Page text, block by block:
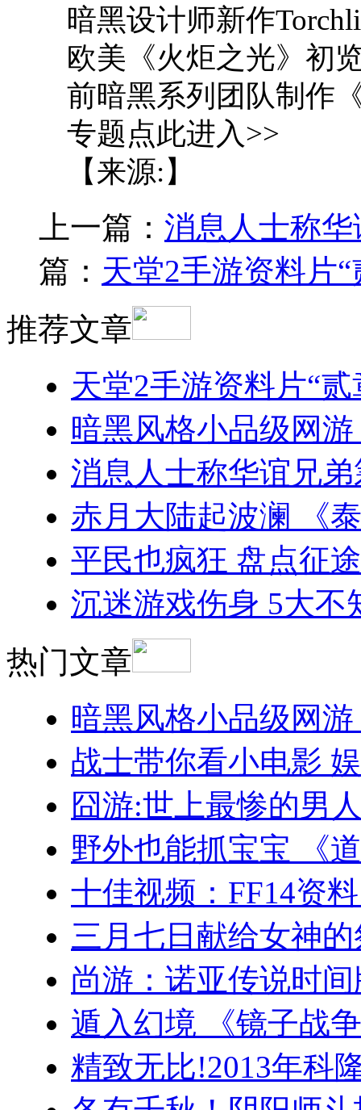
暗黑设计师新作
欧美《火炬之光》初
前暗黑系列团队制作
专题点此进入>>
【来源:】
上一篇： 消息人士称
篇： 天堂2手游资料片
推荐文章
天堂2手游资料片“
暗黑风格小品级网
消息人士称华谊兄
赤月大陆起波澜 《
平民也疯狂 盘点征
沉迷游戏伤身 5大不
热门文章
暗黑风格小品级网
战士带你看小电影
囧游:世上最惨的男
野外也能抓宝宝 《
十佳视频：FF14资
三月七日献给女神
尚游：诺亚传说时
遁入幻境 《镜子战
精致无比!2013年科